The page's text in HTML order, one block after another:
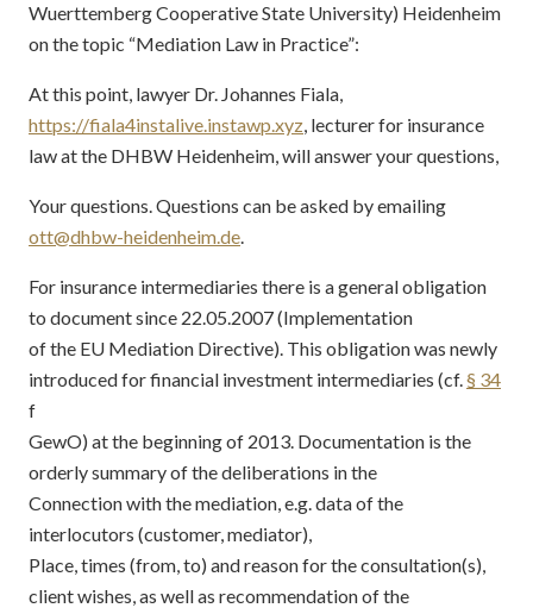
Wuerttemberg Cooperative State University) Heidenheim
on the topic “Mediation Law in Practice”:
At this point, lawyer Dr. Johannes Fiala,
https://fiala4instalive.instawp.xyz, lecturer for insurance
law at the DHBW Heidenheim, will answer your questions,
Your questions. Questions can be asked by emailing
ott@dhbw-heidenheim.de.
For insurance intermediaries there is a general obligation
to document since 22.05.2007 (Implementation
of the EU Mediation Directive). This obligation was newly
introduced for financial investment intermediaries (cf.§ 34
f
GewO) at the beginning of 2013. Documentation is the
orderly summary of the deliberations in the
Connection with the mediation, e.g. data of the
interlocutors (customer, mediator),
Place, times (from, to) and reason for the consultation(s),
client wishes, as well as recommendation of the